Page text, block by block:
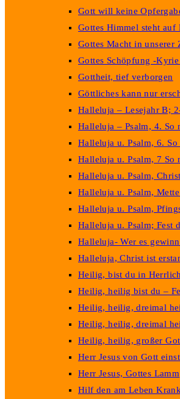
Gott will keine
Gottes Himmel steht auf
Gottes Macht in unserer
Gottes Schöpfung -
Gottheit, tief verborgen
Göttliches kann nur
Halleluja – Lesejahr B;
Halleluja – Psalm, 4. So
Halleluja u. Psalm, 6.
Halleluja u. Psalm, 7 So
Halleluja u. Psalm,
Halleluja u. Psalm,
Halleluja u. Psalm,
Halleluja u. Psalm; Fest
Halleluja- Wer es
Halleluja, Christ ist
Heilig, bist du in
Heilig, heilig bist du –
Heilig, heilig, dreimal
Heilig, heilig, dreimal
Heilig, heilig, großer
Herr Jesus von Gott
Herr Jesus, Gottes Lamm
Hilf den am Leben